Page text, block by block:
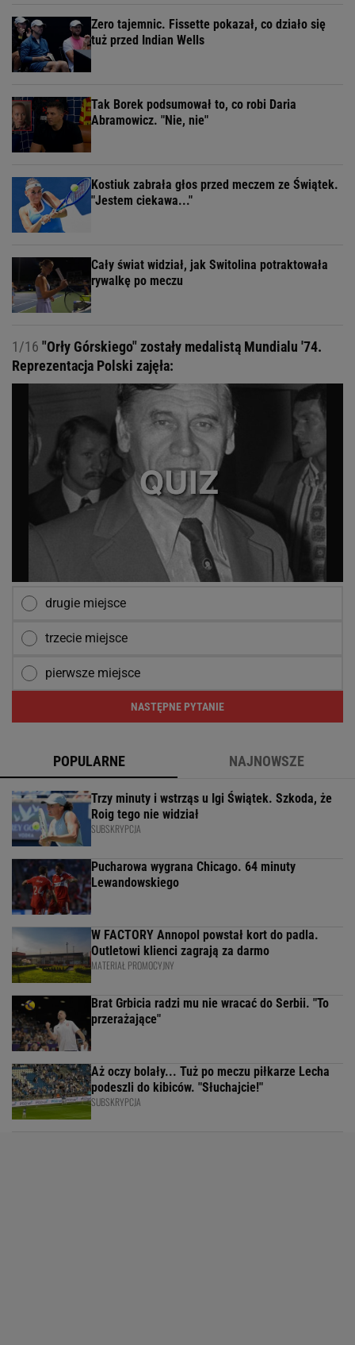
Zero tajemnic. Fissette pokazał, co działo się
tuż przed Indian Wells
Tak Borek podsumował to, co robi Daria
Abramowicz. "Nie, nie"
Kostiuk zabrała głos przed meczem ze Świątek.
"Jestem ciekawa..."
Cały świat widział, jak Switolina potraktowała
rywalkę po meczu
1/16 "Orły Górskiego" zostały medalistą Mundialu '74.
Reprezentacja Polski zajęła:
drugie miejsce
trzecie miejsce
pierwsze miejsce
NASTĘPNE PYTANIE
POPULARNE NAJNOWSZE
Trzy minuty i wstrząs u Igi Świątek. Szkoda, że
Roig tego nie widział
SUBSKRYPCJA
Pucharowa wygrana Chicago. 64 minuty
Lewandowskiego
W FACTORY Annopol powstał kort do padla.
Outletowi klienci zagrają za darmo
MATERIAŁ PROMOCYJNY
Brat Grbicia radzi mu nie wracać do Serbii. "To
przerażające"
Aż oczy bolały... Tuż po meczu piłkarze Lecha
podeszli do kibiców. "Słuchajcie!"
SUBSKRYPCJA